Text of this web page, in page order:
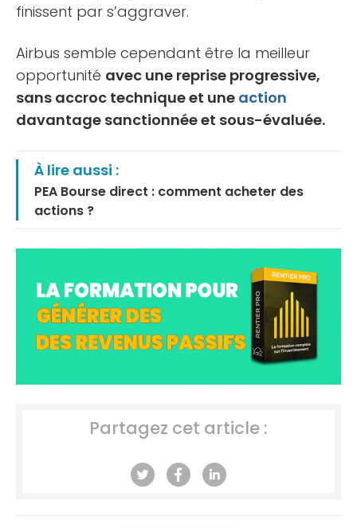
finissent par s’aggraver.
Airbus semble cependant être la meilleur
opportunité avec une reprise progressive,
sans accroc technique et une action
davantage sanctionnée et sous-évaluée.
À lire aussi :
PEA Bourse direct : comment acheter des
actions ?
Partagez cet article :